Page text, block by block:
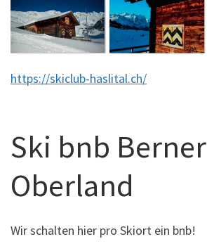
https://skiclub-haslital.ch/
Ski bnb Berner
Oberland
Wir schalten hier pro Skiort ein bnb!